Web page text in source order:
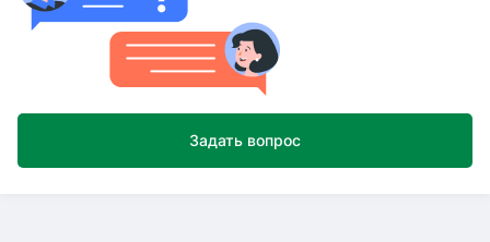
Задать вопрос